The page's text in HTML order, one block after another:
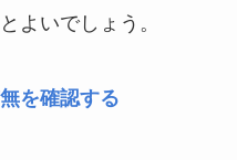
よいでしょう。
を確認する